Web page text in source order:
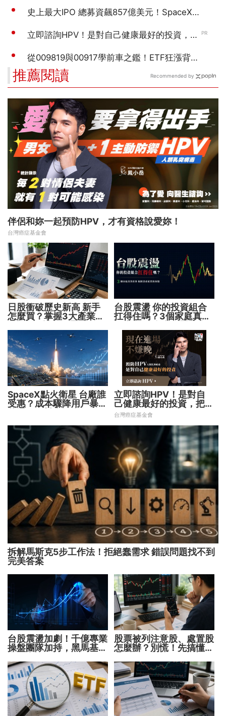
推薦閱讀
伴侶和妳一起預防HPV，才有資格說愛妳！
台灣癌症基金會
日股衝破歷史新高 新手
怎麼買？掌握3大產業、
台股震盪 你的投資組合
扛得住嗎？3個家庭真實
SpaceX點火衛星 台廠誰
受惠？成本驟降用戶暴增
立即諮詢HPV！是對自
己健康最好的投資，把握
現在不嫌晚！
台灣癌症基金會
拆解馬斯克5步工作法！拒絕蠢需求 錯誤問題找不到
完美答案
台股震盪加劇！千億專業
操盤團隊加持，黑馬基金
股票被列注意股、處置股
怎麼辦？別慌！先搞懂背
Recommended by